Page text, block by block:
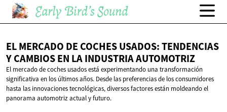
EL MERCADO DE COCHES USADOS: TENDENCIAS
Y CAMBIOS EN LAINDUSTRIA AUTOMOTRIZ
El mercado de coches usados está experimentando una transformación
significativa en los últimos años. Desde las preferencias de los consumidores
hasta las innovaciones tecnológicas, diversos factores están moldeando el
panorama automotriz actual y futuro.